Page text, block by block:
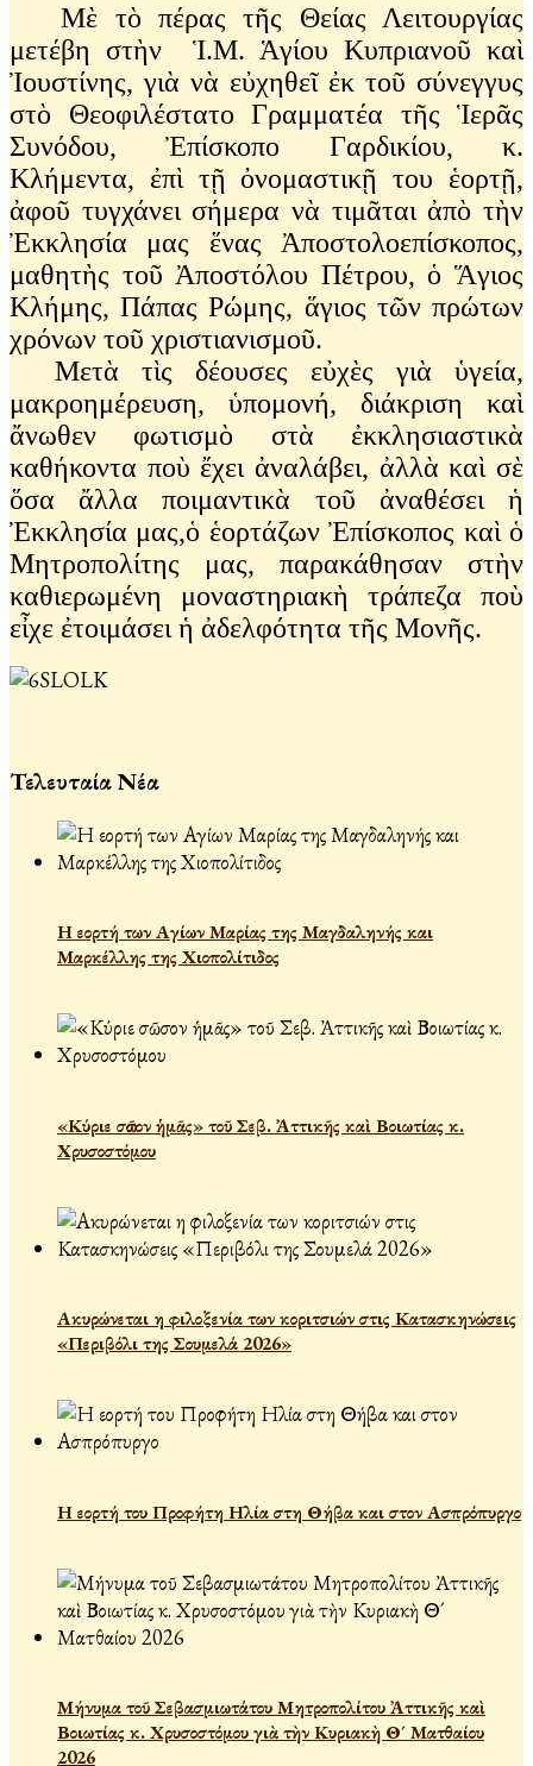
Μὲ τὸ πέρας τῆς Θείας Λειτουργίας
μετέβη στὴν Ἱ.Μ. Ἁγίου Κυπριανοῦ καὶ
Ἰουστίνης, γιὰ νὰ εὐχηθεῖ ἐκ τοῦ σύνεγγυς
στὸ Θεοφιλέστατο Γραμματέα τῆς Ἱερᾶς
Συνόδου, Ἐπίσκοπο Γαρδικίου, κ.
Κλήμεντα, ἐπὶ τῇ ὀνομαστικῇ του ἑορτῇ,
ἀφοῦ τυγχάνει σήμερα νὰ τιμᾶται ἀπὸ τὴν
Ἐκκλησία μας ἕνας Ἀποστολοεπίσκοπος,
μαθητὴς τοῦ Ἀποστόλου Πέτρου, ὁ Ἅγιος
Κλήμης, Πάπας Ρώμης, ἅγιος τῶν πρώτων
χρόνων τοῦ χριστιανισμοῦ.
Μετὰ τὶς δέουσες εὐχὲς γιὰ ὑγεία,
μακροημέρευση, ὑπομονή, διάκριση καὶ
ἄνωθεν φωτισμὸ στὰ ἐκκλησιαστικὰ
καθήκοντα ποὺ ἔχει ἀναλάβει, ἀλλὰ καὶ σὲ
ὅσα ἄλλα ποιμαντικὰ τοῦ ἀναθέσει ἡ
Ἐκκλησία μας,ὁ ἑορτάζων Ἐπίσκοπος καὶ ὁ
Μητροπολίτης μας, παρακάθησαν στὴν
καθιερωμένη μοναστηριακὴ τράπεζα ποὺ
εἶχε ἐτοιμάσει ἡ ἀδελφότητα τῆς Μονῆς.
Τελευταία Νέα
Η εορτή των Αγίων Μαρίας της Μαγδαληνής και
Μαρκέλλης της Χιοπολίτιδος
«Κύριε σῶσον ἡμᾶς» τοῦ Σεβ. Ἀττικῆς καὶ Βοιωτίας κ.
Χρυσοστόμου
Ακυρώνεται η φιλοξενία των κοριτσιών στις Κατασκηνώσεις
«Περιβόλι της Σουμελά 2026»
Η εορτή του Προφήτη Ηλία στη Θήβα και στον Ασπρόπυργο
Μήνυμα τοῦ Σεβασμιωτάτου Μητροπολίτου Ἀττικῆς καὶ
Βοιωτίας κ. Χρυσοστόμου γιὰ τὴν Κυριακὴ Θ´ Ματθαίου
2026